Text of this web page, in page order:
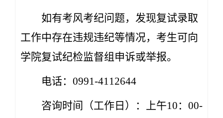
如有考风考纪问题，发现复试录取
工作中存在违规违纪等情况，考生可向
学院复试纪检监督组申诉或举报。
电话：0991-4112644
咨询时间（工作日）：上午10：00-